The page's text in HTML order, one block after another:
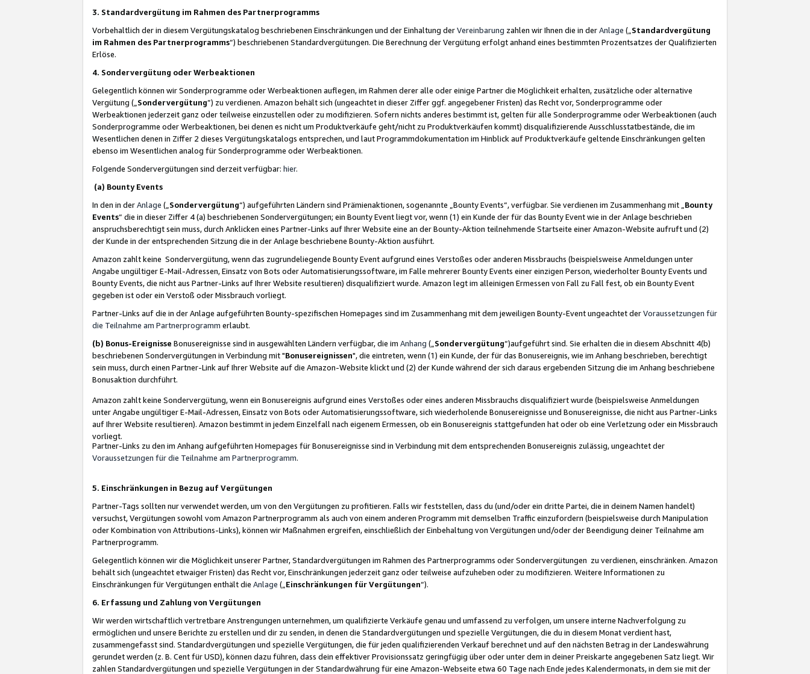
3. Standardvergütung im Rahmen des Partnerprogramms
Vorbehaltlich der in diesem Vergütungskatalog beschriebenen Einschränkungen und der Einhaltung derVereinbarung zahlen wir Ihnen die in derAnlage („ Standardvergütung
im Rahmen des Partnerprogramms“) beschriebenen Standardvergütungen. Die Berechnung der Vergütung erfolgt anhand eines bestimmten Prozentsatzes der Qualifizierten
Erlöse.
4. Sondervergütung oder Werbeaktionen
Gelegentlich können wir Sonderprogramme oder Werbeaktionen auflegen, im Rahmen derer alle oder einige Partner die Möglichkeit erhalten, zusätzliche oder alternative
Vergütung („ Sondervergütung”) zu verdienen. Amazon behält sich (ungeachtet in dieser Ziffer ggf. angegebener Fristen) das Recht vor, Sonderprogramme oder
Werbeaktionen jederzeit ganz oder teilweise einzustellen oder zu modifizieren. Sofern nichts anderes bestimmt ist, gelten für alle Sonderprogramme oder Werbeaktionen (auch
Sonderprogramme oder Werbeaktionen, bei denen es nicht um Produktverkäufe geht/nicht zu Produktverkäufen kommt) disqualifizierende Ausschlusstatbestände, die im
Wesentlichen denen in Ziffer 2 dieses Vergütungskatalogs entsprechen, und laut Programmdokumentation im Hinblick auf Produktverkäufe geltende Einschränkungen gelten
ebenso im Wesentlichen analog für Sonderprogramme oder Werbeaktionen.
Folgende Sondervergütungen sind derzeit verfügbar: hier.
(a) Bounty Events
In den in derAnlage („ Sondervergütung“) aufgeführten Ländern sind Prämienaktionen, sogenannte „Bounty Events“, verfügbar. Sie verdienen im Zusammenhang mit „ Bounty
Events“ die in dieser Ziffer 4 (a) beschriebenen Sondervergütungen; ein Bounty Event liegt vor, wenn (1) ein Kunde der für das Bounty Event wie in der Anlage beschrieben
anspruchsberechtigt sein muss, durch Anklicken eines Partner-Links auf Ihrer Website eine an der Bounty-Aktion teilnehmende Startseite einer Amazon-Website aufruft und (2)
der Kunde in der entsprechenden Sitzung die in der Anlage beschriebene Bounty-Aktion ausführt.
Amazon zahlt keine Sondervergütung, wenn das zugrundeliegende Bounty Event aufgrund eines Verstoßes oder anderen Missbrauchs (beispielsweise Anmeldungen unter
Angabe ungültiger E-Mail-Adressen, Einsatz von Bots oder Automatisierungssoftware, im Falle mehrerer Bounty Events einer einzigen Person, wiederholter Bounty Events und
Bounty Events, die nicht aus Partner-Links auf Ihrer Website resultieren) disqualifiziert wurde. Amazon legt im alleinigen Ermessen von Fall zu Fall fest, ob ein Bounty Event
gegeben ist oder ein Verstoß oder Missbrauch vorliegt.
Partner-Links auf die in der Anlage aufgeführten Bounty-spezifischen Homepages sind im Zusammenhang mit dem jeweiligen Bounty-Event ungeachtet derVoraussetzungen für
die Teilnahme am Partnerprogramm erlaubt.
(b) Bonus-Ereignisse Bonusereignisse sind in ausgewählten Ländern verfügbar, die im Anhang („ Sondervergütung“)aufgeführt sind. Sie erhalten die in diesem Abschnitt 4(b)
beschriebenen Sondervergütungen in Verbindung mit "Bonusereignissen", die eintreten, wenn (1) ein Kunde, der für das Bonusereignis, wie im Anhang beschrieben, berechtigt
sein muss, durch einen Partner-Link auf Ihrer Website auf die Amazon-Website klickt und (2) der Kunde während der sich daraus ergebenden Sitzung die im Anhang beschriebene
Bonusaktion durchführt.
Amazon zahlt keine Sondervergütung, wenn ein Bonusereignis aufgrund eines Verstoßes oder eines anderen Missbrauchs disqualifiziert wurde (beispielsweise Anmeldungen
unter Angabe ungültiger E-Mail-Adressen, Einsatz von Bots oder Automatisierungssoftware, sich wiederholende Bonusereignisse und Bonusereignisse, die nicht aus Partner-Links
auf Ihrer Website resultieren). Amazon bestimmt in jedem Einzelfall nach eigenem Ermessen, ob ein Bonusereignis stattgefunden hat oder ob eine Verletzung oder ein Missbrauch
vorliegt.
Partner-Links zu den im Anhang aufgeführten Homepages für Bonusereignisse sind in Verbindung mit dem entsprechenden Bonusereignis zulässig, ungeachtet der
Voraussetzungen für die Teilnahme am Partnerprogramm.
5. Einschränkungen in Bezug auf Vergütungen
Partner-Tags sollten nur verwendet werden, um von den Vergütungen zu profitieren. Falls wir feststellen, dass du (und/oder ein dritte Partei, die in deinem Namen handelt)
versuchst, Vergütungen sowohl vom Amazon Partnerprogramm als auch von einem anderen Programm mit demselben Traffic einzufordern (beispielsweise durch Manipulation
oder Kombination von Attributions-Links), können wir Maßnahmen ergreifen, einschließlich der Einbehaltung von Vergütungen und/oder der Beendigung deiner Teilnahme am
Partnerprogramm.
Gelegentlich können wir die Möglichkeit unserer Partner, Standardvergütungen im Rahmen des Partnerprogramms oder Sondervergütungen zu verdienen, einschränken. Amazon
behält sich (ungeachtet etwaiger Fristen) das Recht vor, Einschränkungen jederzeit ganz oder teilweise aufzuheben oder zu modifizieren. Weitere Informationen zu
Einschränkungen für Vergütungen enthält die Anlage („ Einschränkungen für Vergütungen“).
6. Erfassung und Zahlung von Vergütungen
Wir werden wirtschaftlich vertretbare Anstrengungen unternehmen, um qualifizierte Verkäufe genau und umfassend zu verfolgen, um unsere interne Nachverfolgung zu
ermöglichen und unsere Berichte zu erstellen und dir zu senden, in denen die Standardvergütungen und spezielle Vergütungen, die du in diesem Monat verdient hast,
zusammengefasst sind. Standardvergütungen und spezielle Vergütungen, die für jeden qualifizierenden Verkauf berechnet und auf den nächsten Betrag in der Landeswährung
gerundet werden (z. B. Cent für USD), können dazu führen, dass dein effektiver Provisionssatz geringfügig über oder unter dem in deiner Preiskarte angegebenen Satz liegt. Wir
zahlen Standardvergütungen und spezielle Vergütungen in der Standardwährung für eine Amazon-Webseite etwa 60 Tage nach Ende jedes Kalendermonats, in dem sie mit der